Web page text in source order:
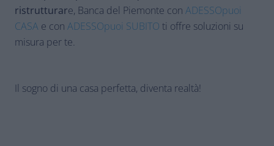
ristrutturare, Banca del Piemonte con ADESSOpuoi
CASA e con ADESSOpuoi SUBITO ti offre soluzioni su
misura per te.
Il sogno di una casa perfetta, diventa realtà!